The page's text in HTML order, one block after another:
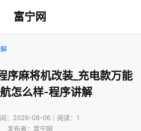
富宁网
序麻将机改装_充电款万能
怎么样-程序讲解
：2026-08-06｜阅读：1
发布者：富宁网